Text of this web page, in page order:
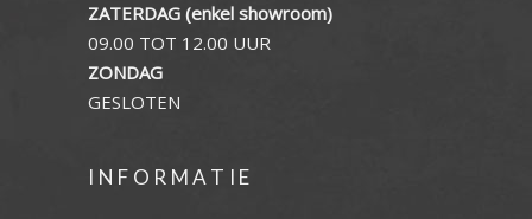
ZATERDAG (enkel showroom)
09.00 TOT 12.00 UUR
ZONDAG
GESLOTEN
INFORMATIE